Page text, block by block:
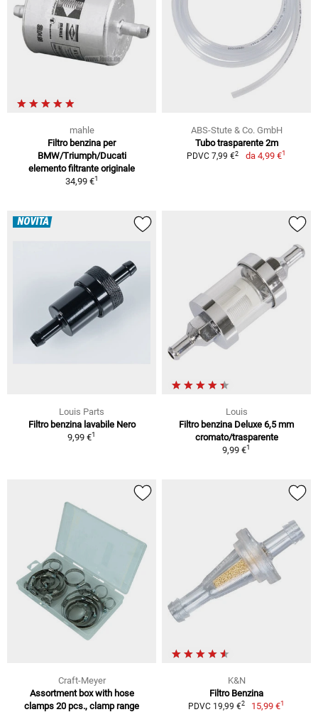
mahle
Filtro benzina per
BMW/Triumph/Ducati
elemento filtrante originale
34,99 €1
ABS-Stute & Co. GmbH
Tubo trasparente 2m
PDVC 7,99 €2 da 4,99 €1
NOVITÀ
Louis Parts
Filtro benzina lavabile Nero
9,99 €1
Louis
Filtro benzina Deluxe 6,5 mm
cromato/trasparente
9,99 €1
Craft-Meyer
Assortment box with hose
clamps 20 pcs., clamp range
K&N
Filtro Benzina
PDVC 19,99 €2 15,99 €1